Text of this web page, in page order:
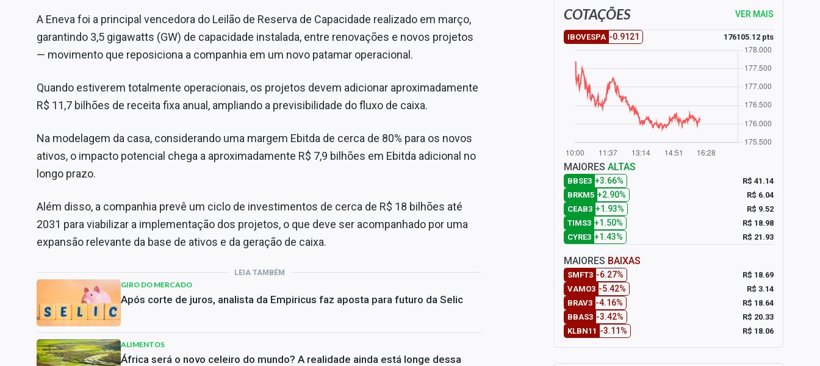
A Eneva foi a principal vencedora do Leilão de Reserva de Capacidade realizado em março,
garantindo 3,5 gigawatts (GW) de capacidade instalada, entre renovações e novos projetos
— movimento que reposiciona a companhia em um novo patamar operacional.
Quando estiverem totalmente operacionais, os projetos devem adicionar aproximadamente
R$ 11,7 bilhões de receita fixa anual, ampliando a previsibilidade do fluxo de caixa.
Na modelagem da casa, considerando uma margem Ebitda de cerca de 80% para os novos
ativos, o impacto potencial chega a aproximadamente R$ 7,9 bilhões em Ebitda adicional no
longo prazo.
Além disso, a companhia prevê um ciclo de investimentos de cerca de R$ 18 bilhões até
2031 para viabilizar a implementação dos projetos, o que deve ser acompanhado por uma
expansão relevante da base de ativos e da geração de caixa.
LEIA TAMBÉM
GIRO DO MERCADO
Após corte de juros, analista da Empiricus faz aposta para futuro da Selic
ALIMENTOS
África será o novo celeiro do mundo? A realidade ainda está longe dessa
COTAÇÕES VER MAIS
IBOVESPA -0.9121 176105.12 pts
MAIORES ALTAS
BBSE3 +3.66%
R$ 41.14
BRKM5 +2.90%
R$ 6.04
CEAB3 +1.93%
R$ 9.52
TIMS3 +1.50%
R$ 18.98
CYRE3 +1.43% R$ 21.93
MAIORES BAIXAS
SMFT3 -6.27%
R$ 18.69
VAMO3 -5.42%
R$ 3.14
BRAV3 -4.16%
R$ 18.64
BBAS3 -3.42%
R$ 20.33
KLBN11 -3.11% R$ 18.06